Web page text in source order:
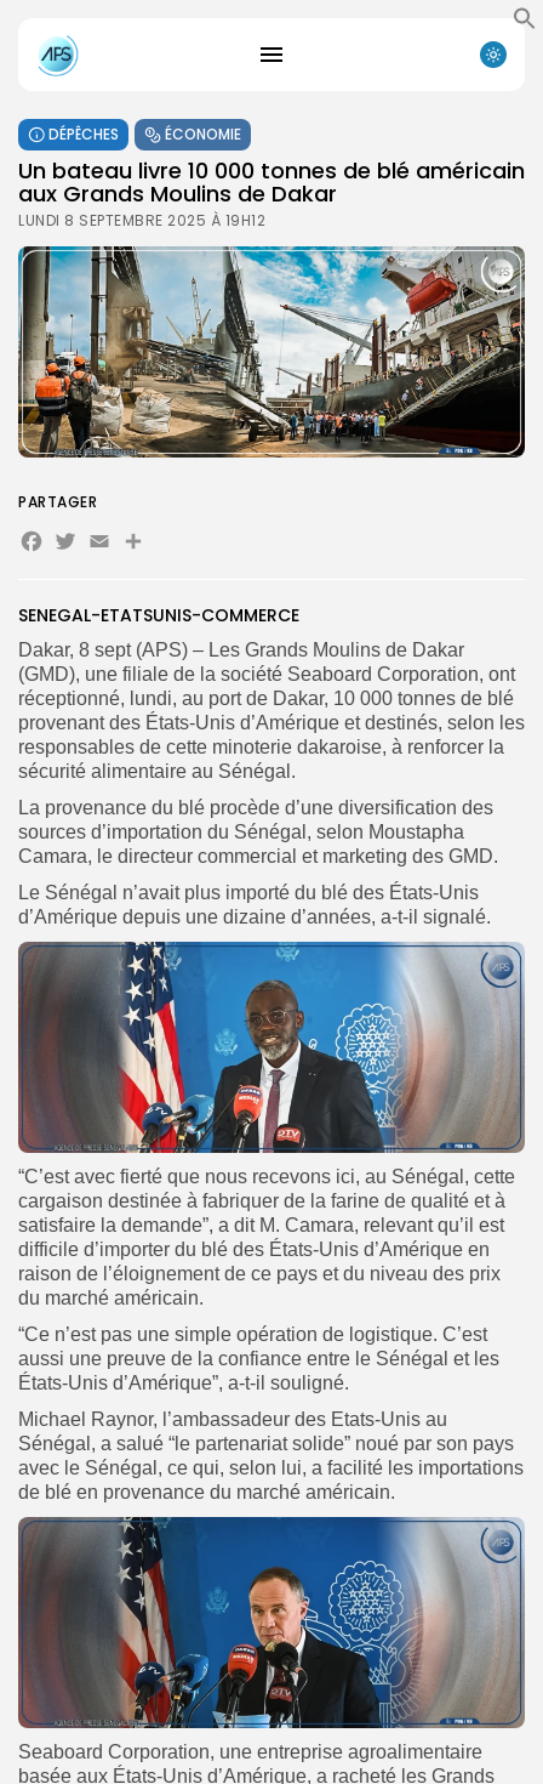
Search
for:
Search
Button
FR
DÉPÊCHES ÉCONOMIE
Un bateau livre 10 000 tonnes de blé américain
aux Grands Moulins de Dakar
LUNDI 8 SEPTEMBRE 2025 À 19H12
SENEGAL-ETATSUNIS-COMMERCE
Dakar, 8 sept (APS) – Les Grands Moulins de Dakar
(GMD), une filiale de la société Seaboard Corporation, ont
réceptionné, lundi, au port de Dakar, 10 000 tonnes de blé
provenant des États-Unis d’Amérique et destinés, selon les
responsables de cette minoterie dakaroise, à renforcer la
sécurité alimentaire au Sénégal.
La provenance du blé procède d’une diversification des
sources d’importation du Sénégal, selon Moustapha
Camara, le directeur commercial et marketing des GMD.
Le Sénégal n’avait plus importé du blé des États-Unis
d’Amérique depuis une dizaine d’années, a-t-il signalé.
“C’est avec fierté que nous recevons ici, au Sénégal, cette
cargaison destinée à fabriquer de la farine de qualité et à
satisfaire la demande”, a dit M. Camara, relevant qu’il est
difficile d’importer du blé des États-Unis d’Amérique en
raison de l’éloignement de ce pays et du niveau des prix
du marché américain.
“Ce n’est pas une simple opération de logistique. C’est
aussi une preuve de la confiance entre le Sénégal et les
États-Unis d’Amérique”, a-t-il souligné.
Michael Raynor, l’ambassadeur des Etats-Unis au
Sénégal, a salué “le partenariat solide” noué par son pays
avec le Sénégal, ce qui, selon lui, a facilité les importations
de blé en provenance du marché américain.
Seaboard Corporation, une entreprise agroalimentaire
basée aux États-Unis d’Amérique, a racheté les Grands
PARTAGER
Facebook
Twitter
EmailPartager